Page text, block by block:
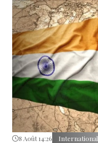
8 Août 14:26 International